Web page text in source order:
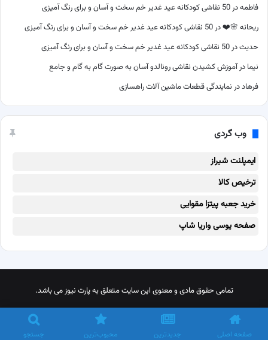
فاطمهدر 50 نقاشی کودکانه عید غدیر خم سخت و آسان و برای رنگ آمیزی
ریحانه 🌸❤️در 50 نقاشی کودکانه عید غدیر خم سخت و آسان و برای رنگ آمیزی
حدیثدر 50 نقاشی کودکانه عید غدیر خم سخت و آسان و برای رنگ آمیزی
نیما درآموزش کشیدن نقاشی رونالدو آسان به صورت گام به گام و جامع
فرهاددر نمایندگی قطعات ماشین آلات راهسازی
وب گردی
ایمپلنت شیراز
ترخیص کالا
خرید جعبه پیتزا مقوایی
صفحه یوسی واریا شاپ
تمامی حقوق مادی و معنوی این سایت متعلق به پارت نیوز می باشد.
اینستاگرامتلگرام
صفحه اصلی جدیدترین محبوب‌ترین جستجو